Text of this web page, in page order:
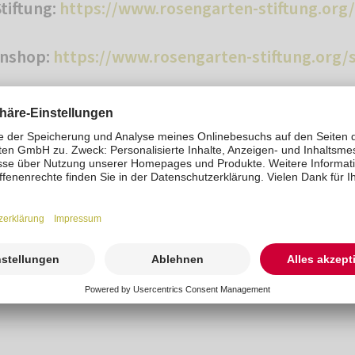
https://www.rosengarten-stiftung.org/
https://www.rosengarten-stiftung.org/